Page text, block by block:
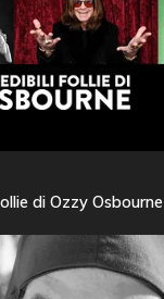
di Ozzy Osbourne